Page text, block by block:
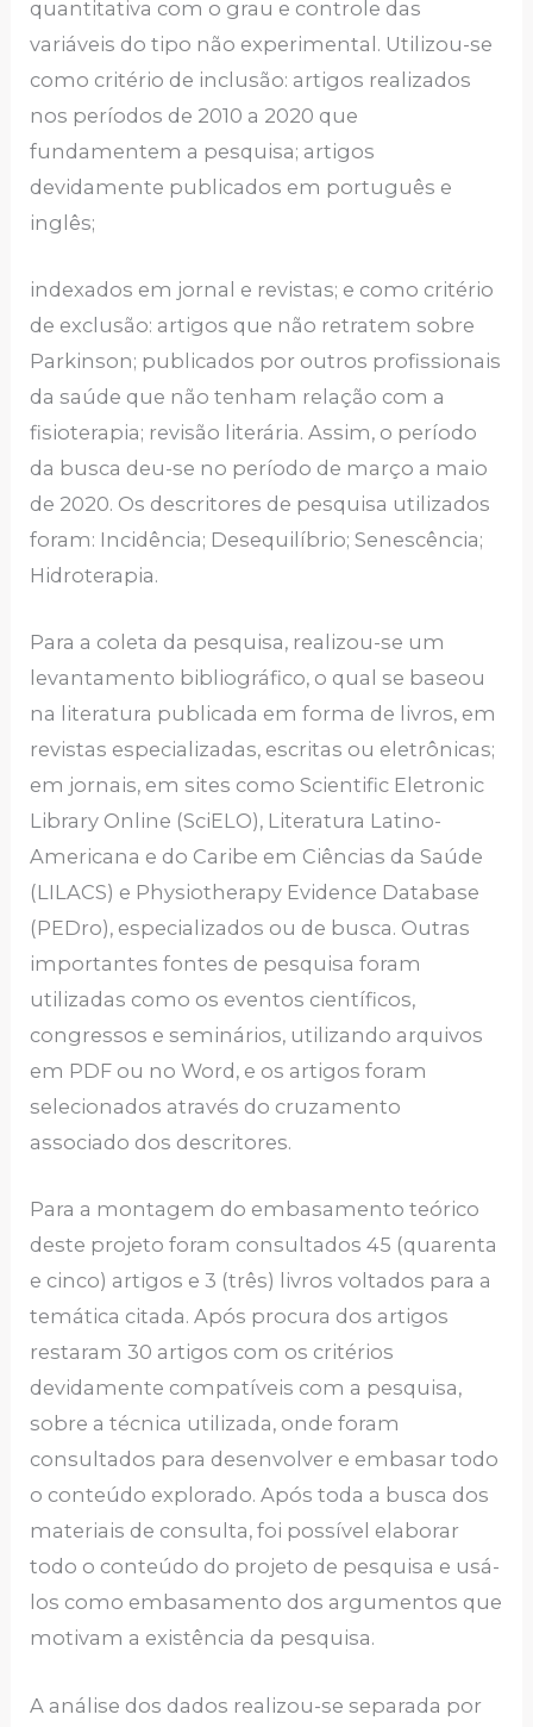
quantitativa com o grau e controle das
variáveis do tipo não experimental. Utilizou-se
como critério de inclusão: artigos realizados
nos períodos de 2010 a 2020 que
fundamentem a pesquisa; artigos
devidamente publicados em português e
inglês;
indexados em jornal e revistas; e como critério
de exclusão: artigos que não retratem sobre
Parkinson; publicados por outros profissionais
da saúde que não tenham relação com a
fisioterapia; revisão literária. Assim, o período
da busca deu-se no período de março a maio
de 2020. Os descritores de pesquisa utilizados
foram: Incidência; Desequilíbrio; Senescência;
Hidroterapia.
Para a coleta da pesquisa, realizou-se um
levantamento bibliográfico, o qual se baseou
na literatura publicada em forma de livros, em
revistas especializadas, escritas ou eletrônicas;
em jornais, em sites como Scientific Eletronic
Library Online (SciELO), Literatura Latino-
Americana e do Caribe em Ciências da Saúde
(LILACS) e Physiotherapy Evidence Database
(PEDro), especializados ou de busca. Outras
importantes fontes de pesquisa foram
utilizadas como os eventos científicos,
congressos e seminários, utilizando arquivos
em PDF ou no Word, e os artigos foram
selecionados através do cruzamento
associado dos descritores.
Para a montagem do embasamento teórico
deste projeto foram consultados 45 (quarenta
e cinco) artigos e 3 (três) livros voltados para a
temática citada. Após procura dos artigos
restaram 30 artigos com os critérios
devidamente compatíveis com a pesquisa,
sobre a técnica utilizada, onde foram
consultados para desenvolver e embasar todo
o conteúdo explorado. Após toda a busca dos
materiais de consulta, foi possível elaborar
todo o conteúdo do projeto de pesquisa e usá-
los como embasamento dos argumentos que
motivam a existência da pesquisa.
A análise dos dados realizou-se separada por